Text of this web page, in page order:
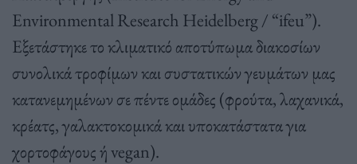
Environmental Research Heidelberg / “ifeu”).
Εξετάστηκε το κλιματικό αποτύπωμα διακοσίων
συνολικά τροφίμων και συστατικών γευμάτων μας
κατανεμημένων σε πέντε ομάδες (φρούτα, λαχανικά,
κρέατς, γαλακτοκομικά και υποκατάστατα για
χορτοφάγους ή vegan).